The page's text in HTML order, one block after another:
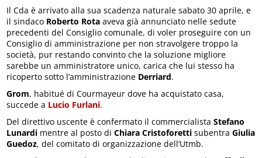
Il Cda è arrivato alla sua scadenza naturale sabato 30 aprile, e
il sindaco Roberto Rota aveva già annunciato nelle sedute
precedenti del Consiglio comunale, di voler proseguire con un
Consiglio di amministrazione per non stravolgere troppo la
società, pur restando convinto che la soluzione migliore
sarebbe un amministratore unico, carica che lui stesso ha
ricoperto sotto l’amministrazione Derriard.
Grom, habitué di Courmayeur dove ha acquistato casa,
succede a Lucio Furlani.
Del direttivo uscente è confermato il commercialistaStefano
Lunardi mentre al posto diChiara Cristoforetti subentraGiulia
Guedoz, del comitato di organizzazione dell’Utmb.